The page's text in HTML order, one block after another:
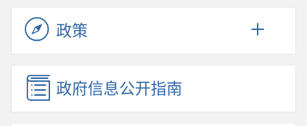
政策
政府信息公开指南